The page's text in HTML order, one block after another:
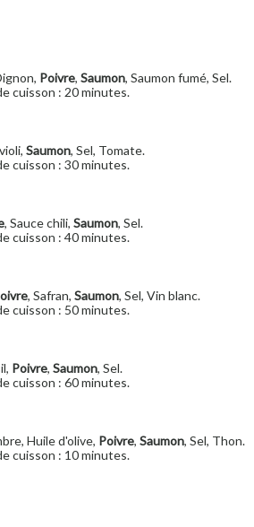
Poivre, Saumon, Saumon fumé, Sel.
cuisson : 20 minutes.
Saumon, Sel, Tomate.
cuisson : 30 minutes.
, Sauce chili, Saumon, Sel.
cuisson : 40 minutes.
, Safran, Saumon, Sel, Vin blanc.
cuisson : 50 minutes.
Poivre, Saumon, Sel.
cuisson : 60 minutes.
Huile d'olive, Poivre, Saumon, Sel, Thon.
cuisson : 10 minutes.